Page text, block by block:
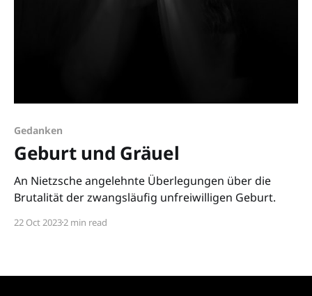
Gedanken
Geburt und Gräuel
An Nietzsche angelehnte Überlegungen über die
Brutalität der zwangsläufig unfreiwilligen Geburt.
22 Oct 20232 min read